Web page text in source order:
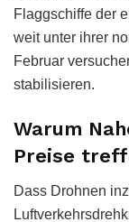
Flaggschiffe der
weit unter ihrer
Februar
stabilisieren.
Warum
Preise
Dass Drohnen